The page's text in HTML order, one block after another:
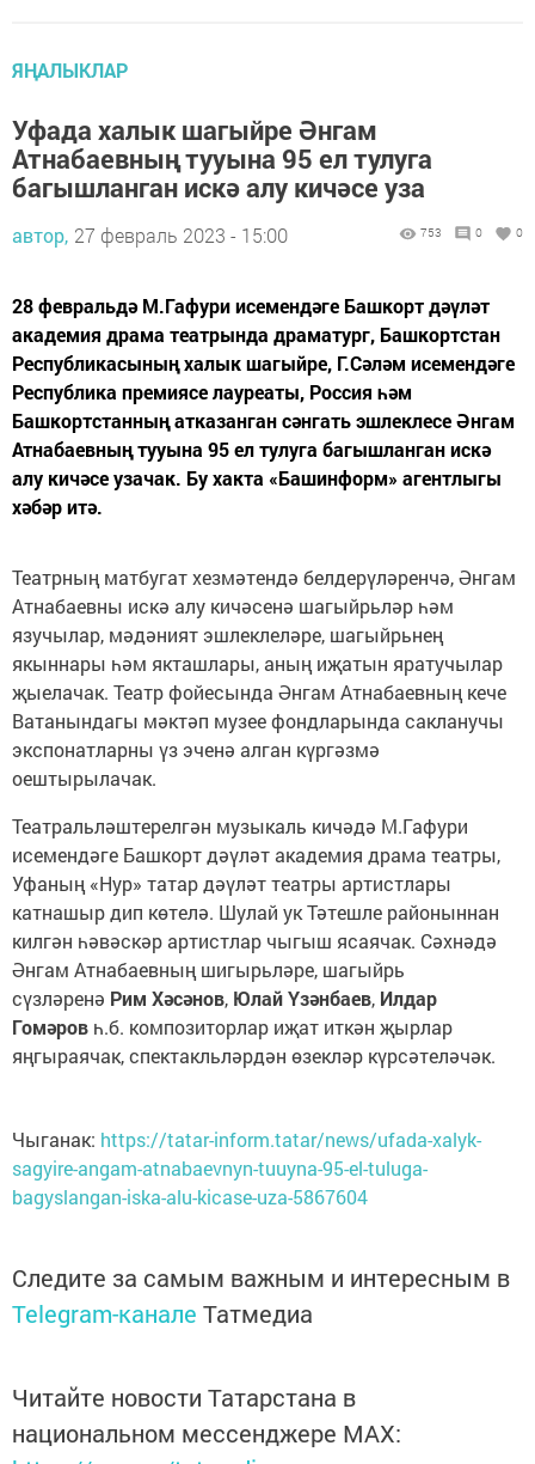
ЯҢАЛЫКЛАР
Уфада халык шагыйре Әнгам
Атнабаевның тууына 95 ел тулуга
багышланган искә алу кичәсе уза
автор, 27 февраль 2023 - 15:00 753 0 0
28 февральдә М.Гафури исемендәге Башкорт дәүләт
академия драма театрында драматург, Башкортстан
Республикасының халык шагыйре, Г.Сәләм исемендәге
Республика премиясе лауреаты, Россия һәм
Башкортстанның атказанган сәнгать эшлеклесе Әнгам
Атнабаевның тууына 95 ел тулуга багышланган искә
алу кичәсе узачак. Бу хакта «Башинформ» агентлыгы
хәбәр итә.
Театрның матбугат хезмәтендә белдерүләренчә, Әнгам
Атнабаевны искә алу кичәсенә шагыйрьләр һәм
язучылар, мәдәният эшлеклеләре, шагыйрьнең
якыннары һәм якташлары, аның иҗатын яратучылар
җыелачак. Театр фойесында Әнгам Атнабаевның кече
Ватанындагы мәктәп музее фондларында сакланучы
экспонатларны үз эченә алган күргәзмә
оештырылачак.
Театральләштерелгән музыкаль кичәдә М.Гафури
исемендәге Башкорт дәүләт академия драма театры,
Уфаның «Нур» татар дәүләт театры артистлары
катнашыр дип көтелә. Шулай ук Тәтешле районыннан
килгән һәвәскәр артистлар чыгыш ясаячак. Сәхнәдә
Әнгам Атнабаевның шигырьләре, шагыйрь
сүзләренә Рим Хәсәнов, Юлай Үзәнбаев, Илдар
Гомәров һ.б. композиторлар иҗат иткән җырлар
яңгыраячак, спектакльләрдән өзекләр күрсәтеләчәк.
Чыганак: https://tatar-inform.tatar/news/ufada-xalyk-
sagyire-angam-atnabaevnyn-tuuyna-95-el-tuluga-
bagyslangan-iska-alu-kicase-uza-5867604
Следите за самым важным и интересным в
Telegram-канале Татмедиа
Читайте новости Татарстана в
национальном мессенджере MАХ: